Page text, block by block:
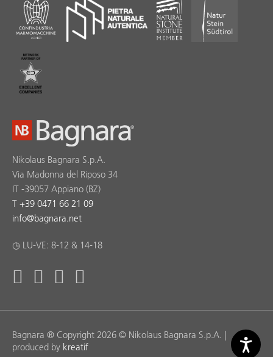
Nikolaus Bagnara S.p.A.
Via Madonna del Riposo 34
IT -39057 Appiano (BZ)
T +39 0471 66 21 09
info@bagnara.net
◷ LU-VE: 8-12 & 14-18
Bagnara ® Copyright 2026 © Nikolaus Bagnara S.p.A. |
produced by kreatif